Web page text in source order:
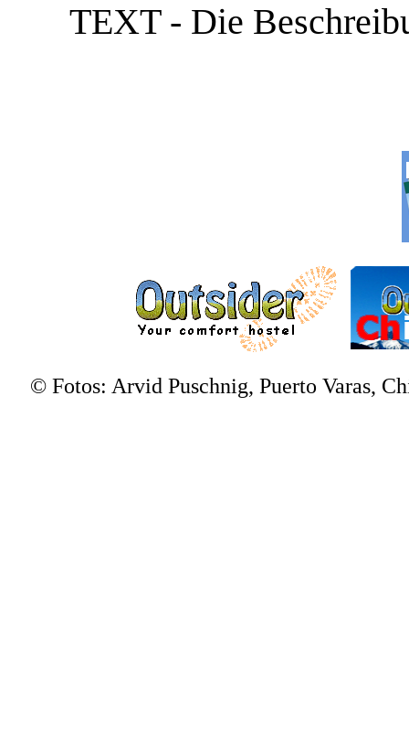
TEXT - Die
© Fotos: Arvid Puschnig, Puerto Varas,